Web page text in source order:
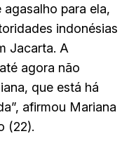
para ela,
indonésias
Jacarta. A
agora não
que está há
afirmou Mariana
(22).